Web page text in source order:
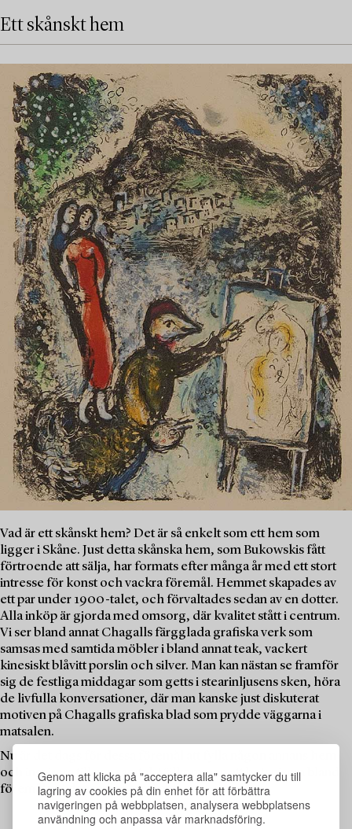
Genom att klicka på "acceptera alla" samtycker du till
lagring av cookies på din enhet för att förbättra
navigeringen på webbplatsen, analysera webbplatsens
användning och anpassa vår marknadsföring.
Ett skånskt hem
Vad är ett skånskt hem? Det är så enkelt som ett hem som
ligger i Skåne. Just detta skånska hem, som Bukowskis fått
förtroende att sälja, har formats efter många år med ett stort
intresse för konst och vackra föremål. Hemmet skapades av
ett par under 1900-talet, och förvaltades sedan av en dotter.
Alla inköp är gjorda med omsorg, där kvalitet stått i centrum.
Vi ser bland annat Chagalls färgglada grafiska verk som
samsas med samtida möbler i bland annat teak, vackert
kinesiskt blåvitt porslin och silver. Man kan nästan se framför
sig de festliga middagar som getts i stearinljusens sken, höra
de livfulla konversationer, där man kanske just diskuterat
motiven på Chagalls grafiska blad som prydde väggarna i
matsalen.
Nu är det dags för dessa föremål att fylla någon annans hem
och inspirera till nya samtal. Välkommen att botanisera bland
föremålen i denna fina samling!